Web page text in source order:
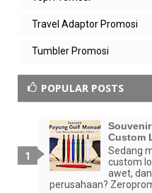
Travel Adaptor Promosi
Tumbler Promosi
POPULAR POSTS
Custom
Sedang
custom
awet,
perusahaan?